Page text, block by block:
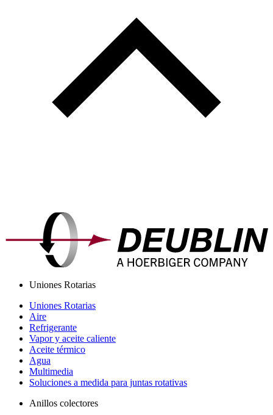
Uniones Rotarias
Uniones Rotarias
Aire
Refrigerante
Vapor y aceite caliente
Aceite térmico
Agua
Multimedia
Soluciones a medida para juntas rotativas
Anillos colectores